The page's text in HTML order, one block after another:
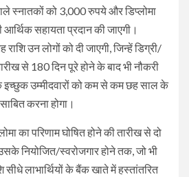
स्नातकों को 3,000 रुपये और डिप्लोमा
सहायता प्रदान की जाएगी।
राशि उन लोगों को दी जाएगी, जिन्हें डिग्री/
से 180 दिन पूरे होने के बाद भी नौकरी
इच्छुक उम्मीदवारों को कम से कम छह साल के
करना होगा।
का परिणाम घोषित होने की तारीख से दो
नियोजित/स्वरोजगार होने तक, जो भी
सीधे लाभार्थियों के बैंक खाते में हस्तांतरित